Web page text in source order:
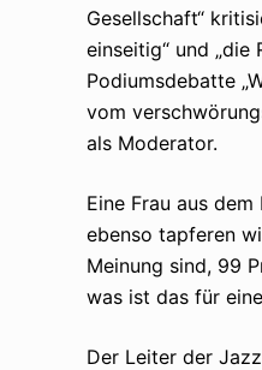
Gesellschaft“
einseitig“ und
Podiumsdebatte
vom
als Moderator.
Eine Frau aus
ebenso tapferen
Meinung sind, 99
was ist das für
Der Leiter der